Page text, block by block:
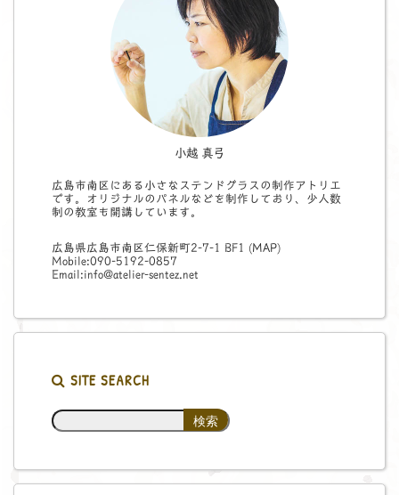
小越 真弓
広島市南区にある小さなステンドグラスの制作アトリエ
です。オリジナルのパネルなどを制作しており、少人数
制の教室も開講しています。
広島県広島市南区仁保新町2-7-1 BF1 (MAP)
Mobile:090-5192-0857
Email:info@atelier-sentez.net
SITE SEARCH